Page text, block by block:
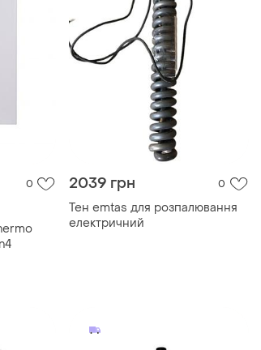
0 2039 грн 0
Тен emtas для розпалювання
електричний